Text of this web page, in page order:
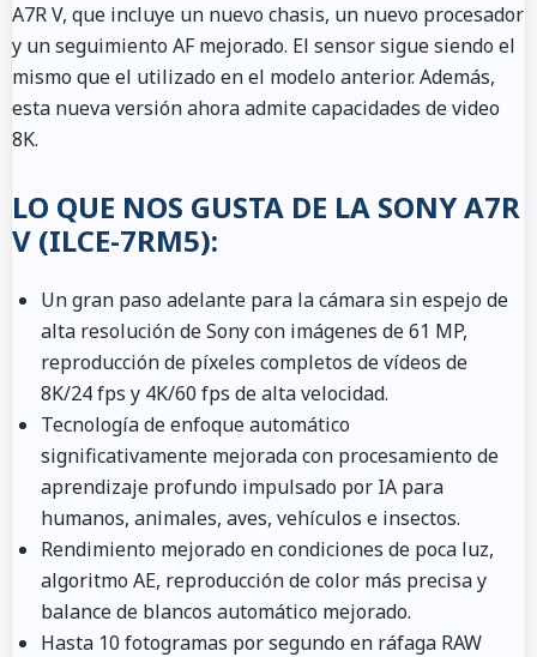
A7R V, que incluye un nuevo chasis, un nuevo procesador
y un seguimiento AF mejorado. El sensor sigue siendo el
mismo que el utilizado en el modelo anterior. Además,
esta nueva versión ahora admite capacidades de video
8K.
LO QUE NOS GUSTA DE LA SONY A7R
V (ILCE-7RM5):
Un gran paso adelante para la cámara sin espejo de
alta resolución de Sony con imágenes de 61 MP,
reproducción de píxeles completos de vídeos de
8K/24 fps y 4K/60 fps de alta velocidad.
Tecnología de enfoque automático
significativamente mejorada con procesamiento de
aprendizaje profundo impulsado por IA para
humanos, animales, aves, vehículos e insectos.
Rendimiento mejorado en condiciones de poca luz,
algoritmo AE, reproducción de color más precisa y
balance de blancos automático mejorado.
Hasta 10 fotogramas por segundo en ráfaga RAW